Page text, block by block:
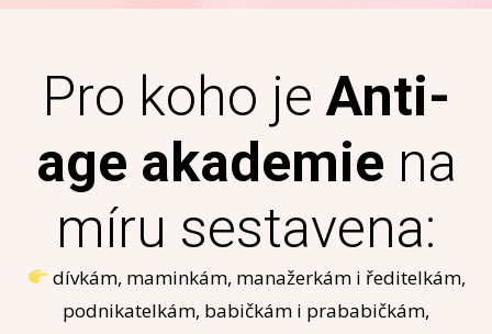
Pro koho je Anti-
age akademie na
míru sestavena:
dívkám, maminkám, manažerkám i ředitelkám,
podnikatelkám, babičkám i prababičkám,